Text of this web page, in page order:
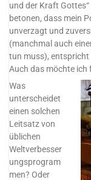
und der Kraft
betonen, dass mein
unverzagt und
(manchmal auch
tun muss),
Auch das möchte
Was
unterscheidet
einen solchen
Leitsatz von
üblichen
Weltverbesser
ungsprogram
men? Oder